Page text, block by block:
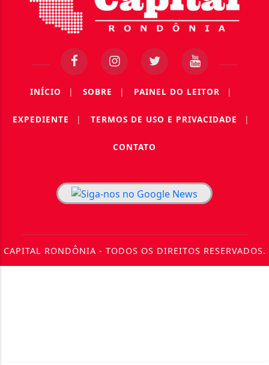
INÍCIO | SOBRE | PAINEL DO LEITOR |
EXPEDIENTE | TERMOS DE USO E PRIVACIDADE |
CONTATO
CAPITAL RONDÔNIA - TODOS OS DIREITOS RESERVADOS.